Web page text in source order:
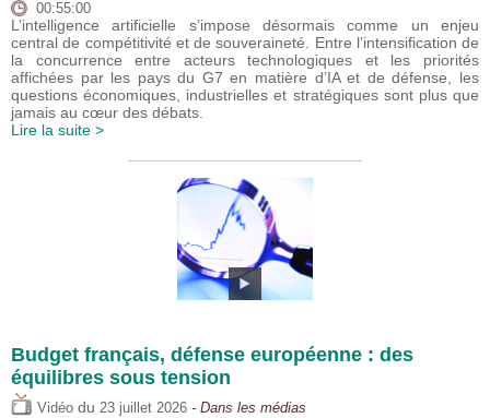
00:55:00
L’intelligence artificielle s’impose désormais comme un enjeu
central de compétitivité et de souveraineté. Entre l’intensification de
la concurrence entre acteurs technologiques et les priorités
affichées par les pays du G7 en matière d’IA et de défense, les
questions économiques, industrielles et stratégiques sont plus que
jamais au cœur des débats.
Lire la suite >
Budget français, défense européenne : des
équilibres sous tension
Vidéo du 23 juillet 2026 - Dans les médias